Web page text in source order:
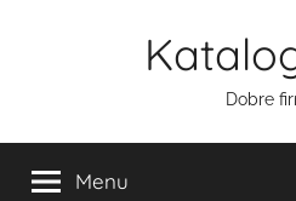
Dobre
Menu